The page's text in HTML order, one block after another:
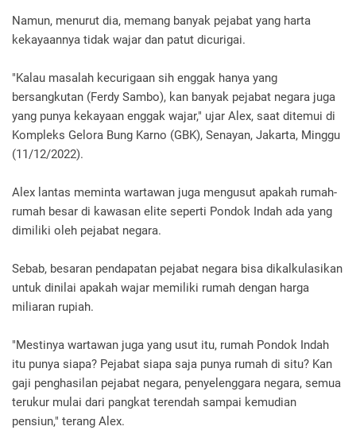
Namun, menurut dia, memang banyak pejabat yang harta
kekayaannya tidak wajar dan patut dicurigai.
"Kalau masalah kecurigaan sih enggak hanya yang
bersangkutan (Ferdy Sambo), kan banyak pejabat negara juga
yang punya kekayaan enggak wajar," ujar Alex, saat ditemui di
Kompleks Gelora Bung Karno (GBK), Senayan, Jakarta, Minggu
(11/12/2022).
Alex lantas meminta wartawan juga mengusut apakah rumah-
rumah besar di kawasan elite seperti Pondok Indah ada yang
dimiliki oleh pejabat negara.
Sebab, besaran pendapatan pejabat negara bisa dikalkulasikan
untuk dinilai apakah wajar memiliki rumah dengan harga
miliaran rupiah.
"Mestinya wartawan juga yang usut itu, rumah Pondok Indah
itu punya siapa? Pejabat siapa saja punya rumah di situ? Kan
gaji penghasilan pejabat negara, penyelenggara negara, semua
terukur mulai dari pangkat terendah sampai kemudian
pensiun," terang Alex.